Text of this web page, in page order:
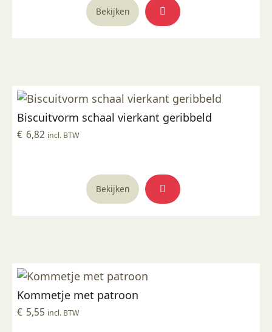
Bekijken
Biscuitvorm schaal vierkant geribbeld
€ 6,82 incl. BTW
Bekijken
Kommetje met patroon
€ 5,55 incl. BTW